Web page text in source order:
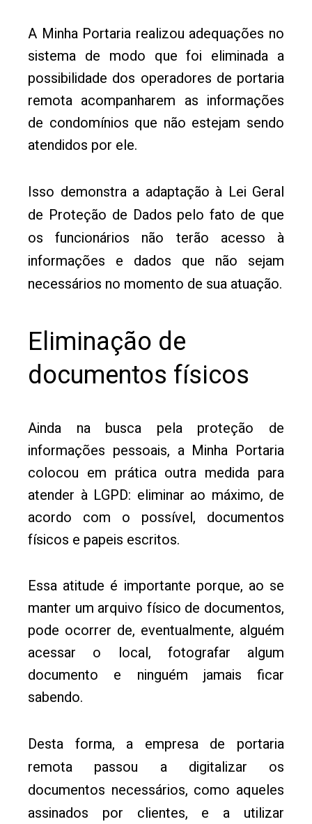
A Minha Portaria realizou adequações no
sistema de modo que foi eliminada a
possibilidade dos operadores de portaria
remota acompanharem as informações
de condomínios que não estejam sendo
atendidos por ele.
Isso demonstra a adaptação à Lei Geral
de Proteção de Dados pelo fato de que
os funcionários não terão acesso à
informações e dados que não sejam
necessários no momento de sua atuação.
Eliminação de
documentos físicos
Ainda na busca pela proteção de
informações pessoais, a Minha Portaria
colocou em prática outra medida para
atender à LGPD: eliminar ao máximo, de
acordo com o possível, documentos
físicos e papeis escritos.
Essa atitude é importante porque, ao se
manter um arquivo físico de documentos,
pode ocorrer de, eventualmente, alguém
acessar o local, fotografar algum
documento e ninguém jamais ficar
sabendo.
Desta forma, a empresa de portaria
remota passou a digitalizar os
documentos necessários, como aqueles
assinados por clientes, e a utilizar